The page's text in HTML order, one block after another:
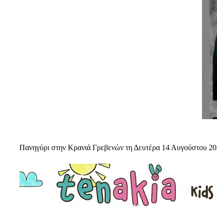
Πανηγύρι στην Κρανιά Γρεβενών τη Δευτέρα 14 Αυγούστου